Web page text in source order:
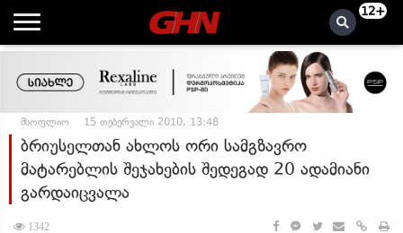
12+
მსოფლიო 15 თებერვალი 2010, 13:48
ბრიუსელთან ახლოს ორი სამგზავრო
მატარებლის შეჯახების შედეგად 20 ადამიანი
გარდაიცვალა
1342